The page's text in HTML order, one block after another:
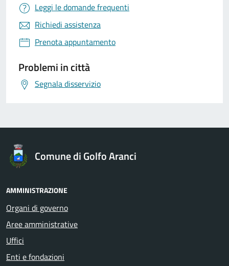
Leggi le domande frequenti
Richiedi assistenza
Prenota appuntamento
Problemi in città
Segnala disservizio
Comune di Golfo Aranci
AMMINISTRAZIONE
Organi di governo
Aree amministrative
Uffici
Enti e fondazioni